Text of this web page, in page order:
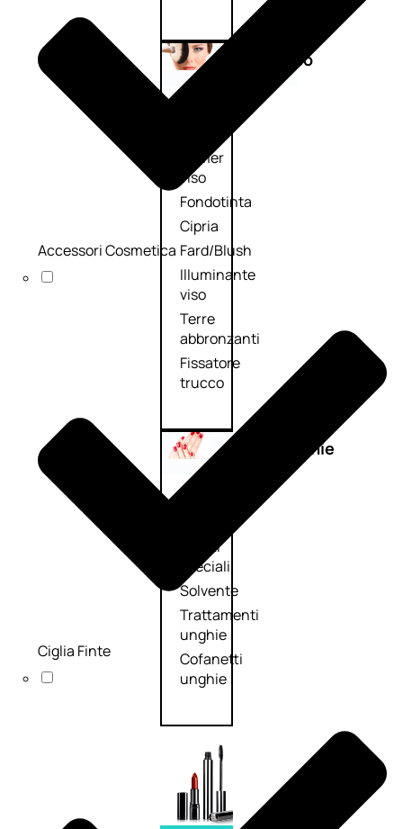
Viso
Primer
viso
Fondotinta
Cipria
Fard/Blush
Illuminante
viso
Terre
abbronzanti
Fissatore
trucco
Unghie
effetti
speciali
Solvente
Trattamenti
unghie
Cofanetti
unghie
Accessori Cosmetica
Ciglia Finte